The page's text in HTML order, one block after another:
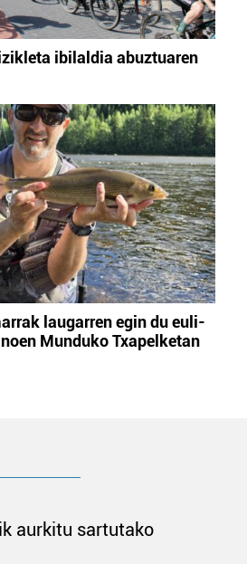
ibilaldia abuztuaren
laugarren egin du euli-
Munduko Txapelketan
aurkitu sartutako